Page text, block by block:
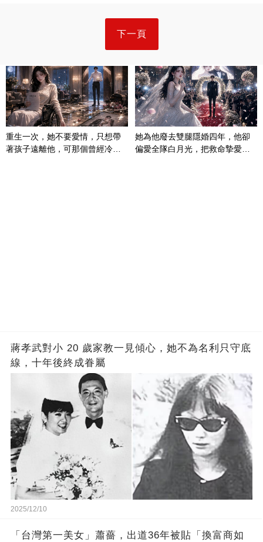
下一頁
重生一次，她不要愛情，只想帶
著孩子遠離他，可那個曾經冷漠
她為他廢去雙腿隱婚四年，他卻
偏愛全隊白月光，把救命摯愛當
蔣孝武對小 20 歲家教一見傾心，她不為名利只守底
線，十年後終成眷屬
2025/12/10
「台灣第一美女」蕭薔，出道36年被貼「換富商如